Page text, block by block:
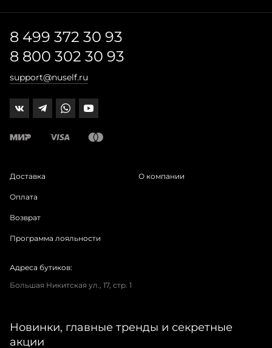
8 499 372 30 93
8 800 302 30 93
support@nuself.ru
Доставка
Оплата
Возврат
Программа лояльности
О компании
Адреса бутиков:
Большая Никитская ул., 17, стр. 1
Новинки, главные тренды и секретные
акции